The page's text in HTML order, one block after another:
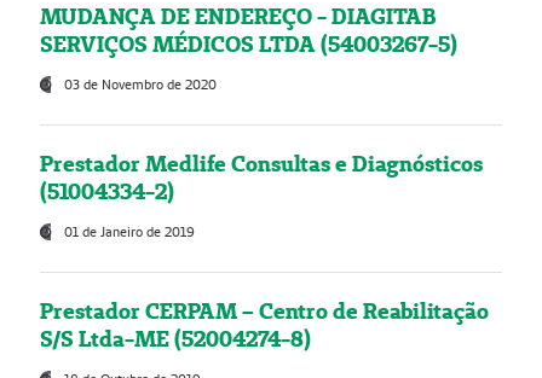
MUDANÇA DE ENDEREÇO - DIAGITAB
SERVIÇOS MÉDICOS LTDA (54003267-5)
03 de Novembro de 2020
Prestador Medlife Consultas e Diagnósticos
(51004334-2)
01 de Janeiro de 2019
Prestador CERPAM – Centro de Reabilitação
S/S Ltda-ME (52004274-8)